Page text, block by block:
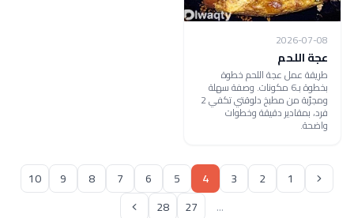
2026-07-08
عجة اللحم
طريقة عمل عجة اللحم خطوة
بخطوة بـ6 مكونات. وصفة سهلة
ومجرّبة من مطبخ دلوقتي تكفي 2
فرد، بمقادير دقيقة وخطوات
واضحة.
1
2
3
4
5
6
7
8
9
10
...
27
28